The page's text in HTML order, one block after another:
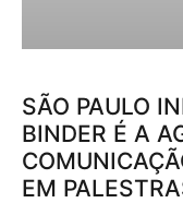
SÃO PAULO
BINDER É A
EM